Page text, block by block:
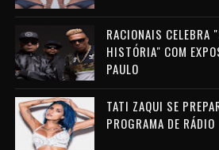
RACIONAIS CELEBRA
HISTÓRIA" COM
PAULO
TATI ZAQUI SE
PROGRAMA DE RÁDIO